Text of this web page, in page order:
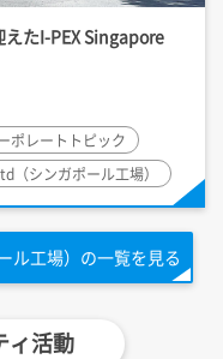
えたI-PEX Singapore
ポレートトピック
（シンガポール工場）
ル工場）の一覧を見る
ィ活動